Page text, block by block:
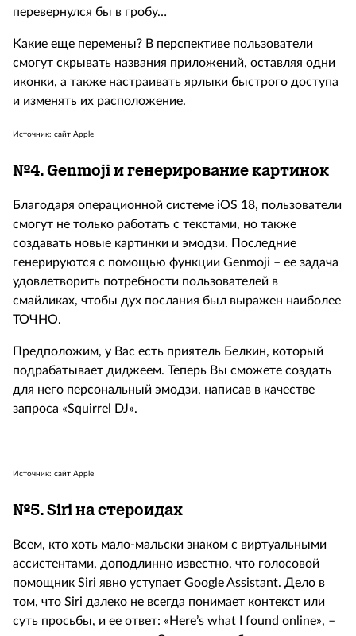
перевернулся бы в гробу…
Какие еще перемены? В перспективе пользователи
смогут скрывать названия приложений, оставляя одни
иконки, а также настраивать ярлыки быстрого доступа
и изменять их расположение.
Источник: сайт Apple
№4.Genmoji и генерирование картинок
Благодаря операционной системе iOS 18, пользователи
смогут не только работать с текстами, но также
создавать новые картинки и эмодзи. Последние
генерируются с помощью функции Genmoji – ее задача
удовлетворить потребности пользователей в
смайликах, чтобы дух послания был выражен наиболее
ТОЧНО.
Предположим, у Вас есть приятель Белкин, который
подрабатывает диджеем. Теперь Вы сможете создать
для него персональный эмодзи, написав в качестве
запроса «Squirrel DJ».
Источник: сайт Apple
№5.Siri на стероидах
Всем, кто хоть мало-мальски знаком с виртуальными
ассистентами, доподлинно известно, что голосовой
помощник Siri явно уступает Google Assistant. Дело в
том, что Siri далеко не всегда понимает контекст или
суть просьбы, и ее ответ: «Here’s what I found online», –